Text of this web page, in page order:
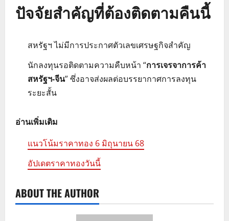
ปัจจัยสำคัญที่ต้องติดตามคืนนี้
สหรัฐฯ ไม่มีการประกาศตัวเลขเศรษฐกิจสำคัญ
นักลงทุนรอติดตามความคืบหน้า “การเจรจาการค้า
สหรัฐฯ-จีน” ซึ่งอาจส่งผลต่อบรรยากาศการลงทุน
ระยะสั้น
อ่านเพิ่มเติม
แนวโน้มราคาทอง 6 มิถุนายน 68
อัปเดตราคาทองวันนี้
ABOUT THE AUTHOR